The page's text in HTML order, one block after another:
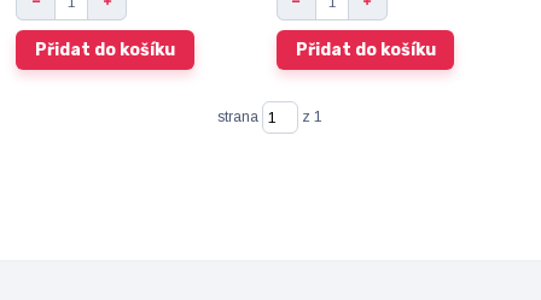
Přidat do košíku Přidat do košíku
strana z 1